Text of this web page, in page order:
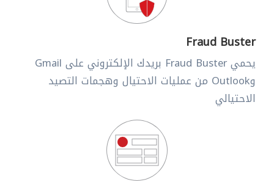
Fraud Buster
يحمي Fraud Buster بريدك الإلكتروني على Gmail
وOutlook من عمليات الاحتيال وهجمات التصيد
الاحتيالي